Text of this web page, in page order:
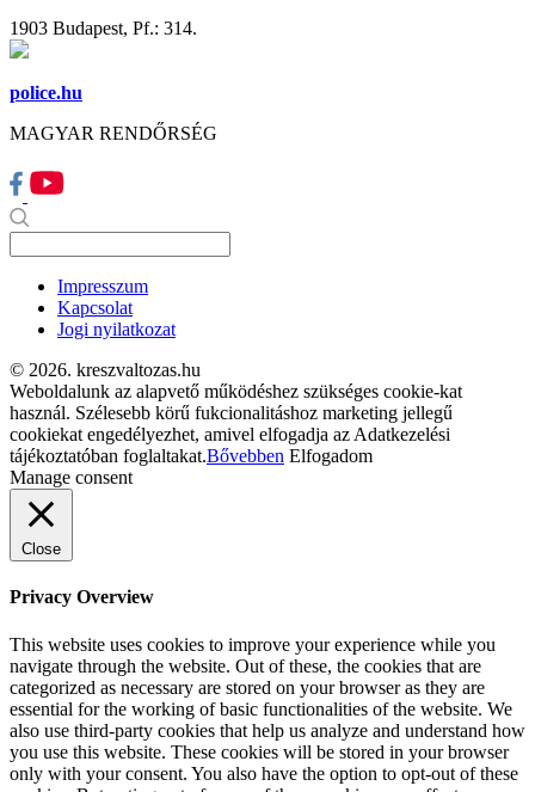
1903 Budapest, Pf.: 314.
police.hu
MAGYAR RENDŐRSÉG
Impresszum
Kapcsolat
Jogi nyilatkozat
© 2026. kreszvaltozas.hu
Weboldalunk az alapvető működéshez szükséges cookie-kat
használ. Szélesebb körű fukcionalitáshoz marketing jellegű
cookiekat engedélyezhet, amivel elfogadja az Adatkezelési
tájékoztatóban foglaltakat.Bővebben Elfogadom
Manage consent
Close
Privacy Overview
This website uses cookies to improve your experience while you
navigate through the website. Out of these, the cookies that are
categorized as necessary are stored on your browser as they are
essential for the working of basic functionalities of the website. We
also use third-party cookies that help us analyze and understand how
you use this website. These cookies will be stored in your browser
only with your consent. You also have the option to opt-out of these